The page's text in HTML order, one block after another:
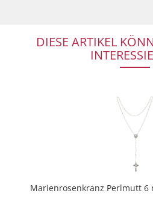
DIESE ARTIKEL
Marienrosenkranz Perlmutt